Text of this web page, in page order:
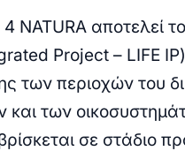
4 NATURA αποτελεί
Project – LIFE
των περιοχών του
και των
σε στάδιο